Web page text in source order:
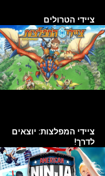
ציידי הטרולים
ציידי המפלצות: יוצאים
לדרך!